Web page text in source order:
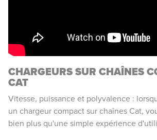
CHARGEURS SUR CHAÎNES
CAT
Vitesse, puissance et polyvalence :
un chargeur compact sur chaînes Cat,
bien plus qu'une simple expérience